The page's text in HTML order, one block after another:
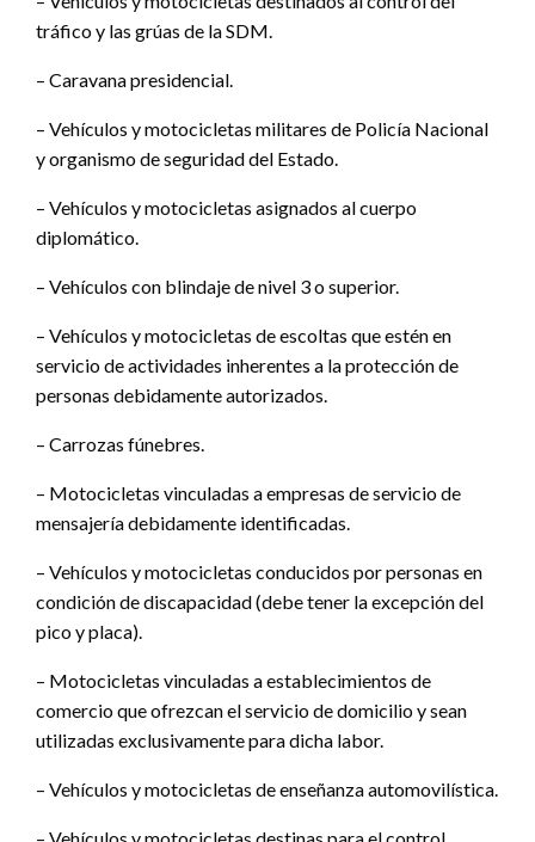
tráfico y las grúas de la SDM.
– Caravana presidencial.
– Vehículos y motocicletas militares de Policía Nacional
y organismo de seguridad del Estado.
– Vehículos y motocicletas asignados al cuerpo
diplomático.
– Vehículos con blindaje de nivel 3 o superior.
– Vehículos y motocicletas de escoltas que estén en
servicio de actividades inherentes a la protección de
personas debidamente autorizados.
– Carrozas fúnebres.
– Motocicletas vinculadas a empresas de servicio de
mensajería debidamente identificadas.
– Vehículos y motocicletas conducidos por personas en
condición de discapacidad (debe tener la excepción del
pico y placa).
– Motocicletas vinculadas a establecimientos de
comercio que ofrezcan el servicio de domicilio y sean
utilizadas exclusivamente para dicha labor.
– Vehículos y motocicletas de enseñanza automovilística.